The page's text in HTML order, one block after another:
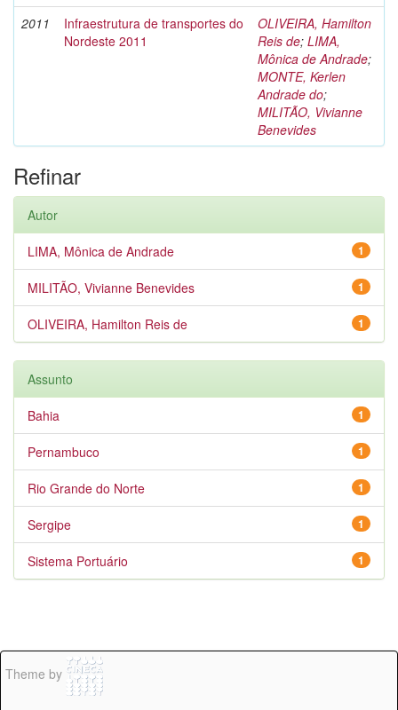
2011
Infraestrutura de transportes do
Nordeste 2011
OLIVEIRA, Hamilton
Reis de; LIMA,
Mônica de Andrade;
MONTE, Kerlen
Andrade do;
MILITÃO, Vivianne
Benevides
Refinar
Autor
1
LIMA, Mônica de Andrade
1
MILITÃO, Vivianne Benevides
1
OLIVEIRA, Hamilton Reis de
Assunto
1
Bahia
1
Pernambuco
1
Rio Grande do Norte
1
Sergipe
1
Sistema Portuário
Theme by